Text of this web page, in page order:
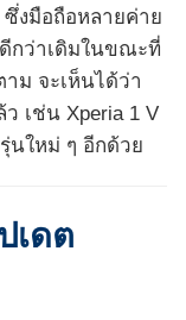
งมือถือหลายค่าย
กว่าเดิมในขณะที่
ม จะเห็นได้ว่า
เช่น Xperia 1 V
นใหม่ ๆ อีกด้วย
เดต